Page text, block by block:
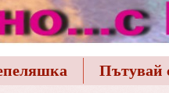
Пътувай